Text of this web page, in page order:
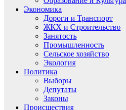
Экономика
Дороги и Транспорт
ЖКХ и Строительство
Занятость
Промышленность
Сельское хозяйство
Экология
Политика
Выборы
Депутаты
Законы
Происшествия